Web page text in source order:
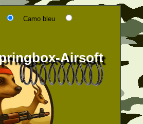
Camo bleu
Airsoft